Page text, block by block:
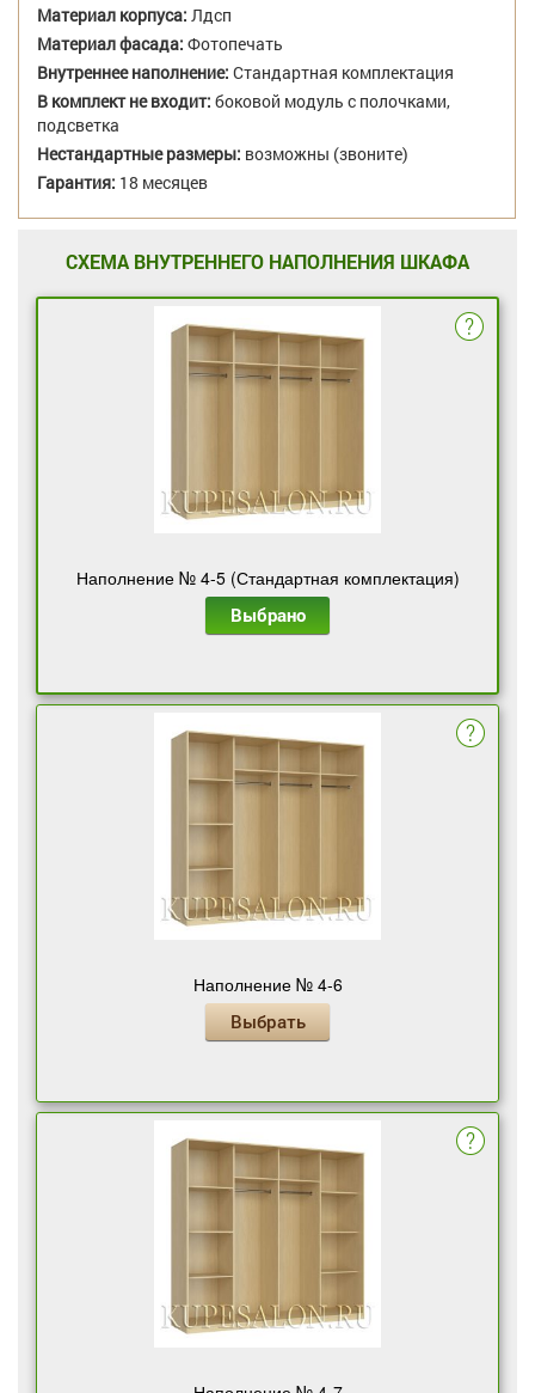
Материал корпуса: Лдсп
Материал фасада: Фотопечать
Внутреннее наполнение: Стандартная комплектация
В комплект не входит: боковой модуль с полочками,
подсветка
Нестандартные размеры: возможны (звоните)
Гарантия: 18 месяцев
СХЕМА ВНУТРЕННЕГО НАПОЛНЕНИЯ ШКАФА
Наполнение № 4-5 (Стандартная комплектация)
Выбрано
Наполнение № 4-6
Выбрать